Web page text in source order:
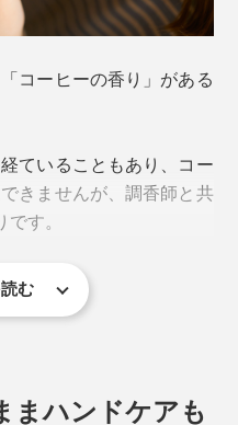
す、何かに再利用できな
』代表・橋本達史さ
コーヒーの香り」がある
ていることもあり、コー
きませんが、調香師と共
す。
む
まハンドケアも